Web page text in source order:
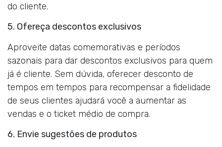
do cliente.
5. Ofereça descontos exclusivos
Aproveite datas comemorativas e períodos
sazonais para dar descontos exclusivos para quem
já é cliente. Sem dúvida, oferecer desconto de
tempos em tempos para recompensar a fidelidade
de seus clientes ajudará você a aumentar as
vendas e o ticket médio de compra.
6. Envie sugestões de produtos